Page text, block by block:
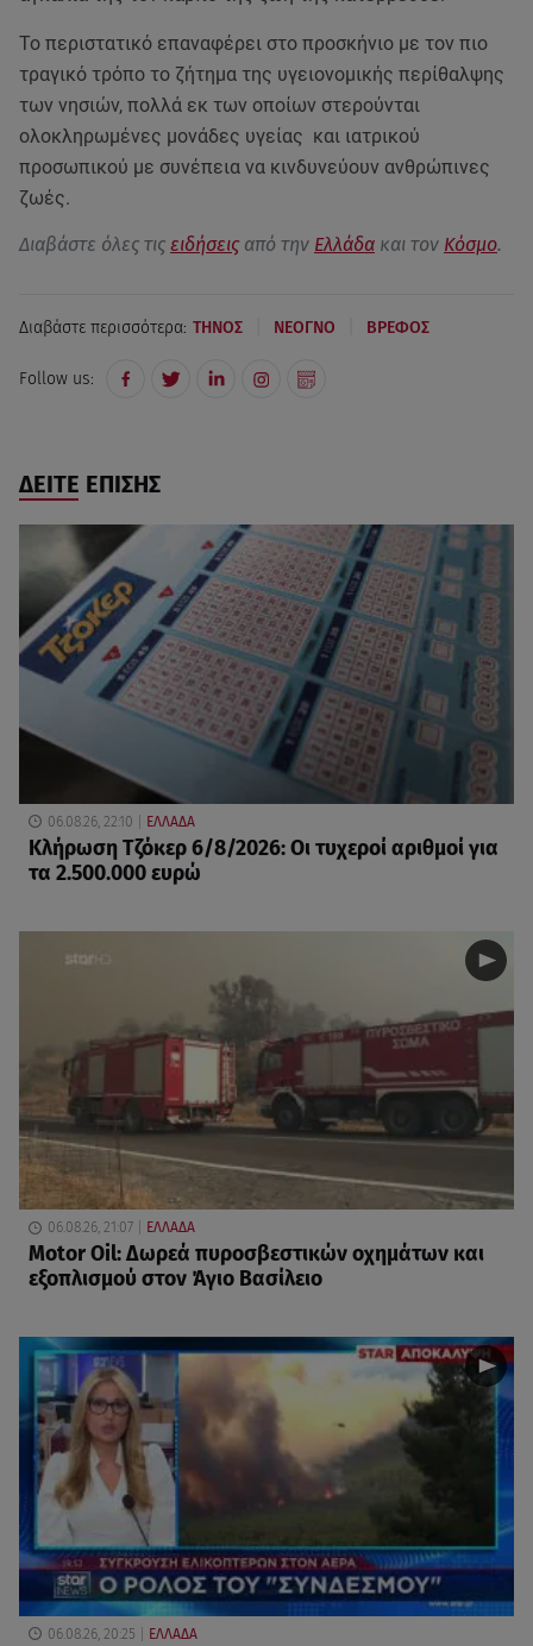
Το περιστατικό επαναφέρει στο προσκήνιο με τον πιο
τραγικό τρόπο το ζήτημα της υγειονομικής περίθαλψης
των νησιών, πολλά εκ των οποίων στερούνται
ολοκληρωμένες μονάδες υγείας και ιατρικού
προσωπικού με συνέπεια να κινδυνεύουν ανθρώπινες
ζωές.
Διαβάστε όλες τις ειδήσεις από την Ελλάδα και τον Κόσμο.
Διαβάστε περισσότερα: ΤΗΝΟΣ ΝΕΟΓΝΟ ΒΡΕΦΟΣ
Follow us:
ΔΕΙΤΕ ΕΠΙΣΗΣ
06.08.26, 22:10 ΕΛΛΑΔΑ
Κλήρωση Τζόκερ 6/8/2026: Οι τυχεροί αριθμοί για
τα 2.500.000 ευρώ
06.08.26, 21:07 ΕΛΛΑΔΑ
Motor Oil: Δωρεά πυροσβεστικών οχημάτων και
εξοπλισμού στον Άγιο Βασίλειο
06.08.26, 20:25 ΕΛΛΑΔΑ